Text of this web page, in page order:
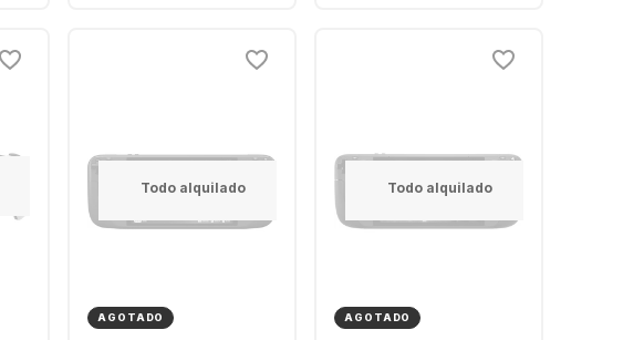
Todo alquilado
AGOTADO
Todo alquilado
AGOTADO